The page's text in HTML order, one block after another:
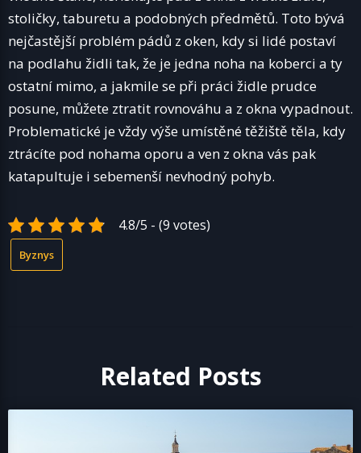
stoličky, taburetu a podobných předmětů. Toto bývá
nejčastější problém pádů z oken, kdy si lidé postaví
na podlahu židli tak, že je jedna noha na koberci a ty
ostatní mimo, a jakmile se při práci židle prudce
posune, můžete ztratit rovnováhu a z okna vypadnout.
Problematické je vždy výše umístěné těžiště těla, kdy
ztrácíte pod nohama oporu a ven z okna vás pak
katapultuje i sebemenší nevhodný pohyb.
4.8/5 - (9 votes)
Byznys
Related Posts